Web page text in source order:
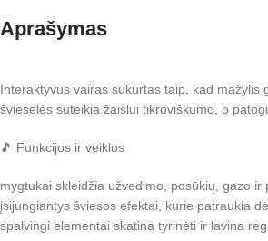
Aprašymas
Interaktyvus vairas sukurtas taip, kad
švieselės suteikia žaislui tikroviškumo, o
🎵 Funkcijos ir veiklos
mygtukai skleidžia užvedimo, posūkių, gazo ir
įsijungiantys šviesos efektai, kurie patraukia
spalvingi elementai skatina tyrinėti ir lavina